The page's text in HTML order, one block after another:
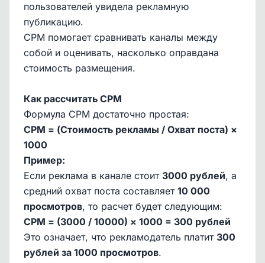
пользователей увидела рекламную
публикацию.
CPM помогает сравнивать каналы между
собой и оценивать, насколько оправдана
стоимость размещения.
Как рассчитать CPM
Формула CPM достаточно простая:
CPM = (Стоимость рекламы / Охват поста) ×
1000
Пример:
Если реклама в канале стоит 3000 рублей, а
средний охват поста составляет 10 000
просмотров, то расчет будет следующим:
CPM = (3000 / 10000) × 1000 = 300 рублей
Это означает, что рекламодатель платит 300
рублей за 1000 просмотров.